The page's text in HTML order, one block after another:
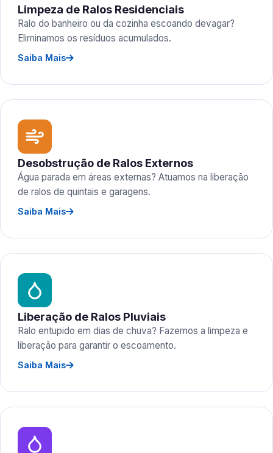
Limpeza de Ralos Residenciais
Ralo do banheiro ou da cozinha escoando devagar?
Eliminamos os resíduos acumulados.
Saiba Mais
Desobstrução de Ralos Externos
Água parada em áreas externas? Atuamos na liberação
de ralos de quintais e garagens.
Saiba Mais
Liberação de Ralos Pluviais
Ralo entupido em dias de chuva? Fazemos a limpeza e
liberação para garantir o escoamento.
Saiba Mais